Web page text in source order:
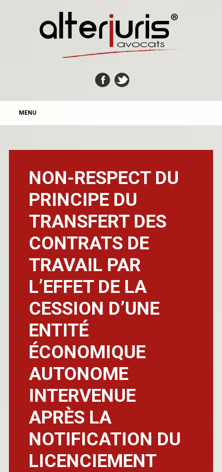
MAIN MENU
MENU
NON-RESPECT DU
PRINCIPE DU
TRANSFERT DES
CONTRATS DE
TRAVAIL PAR
L’EFFET DE LA
CESSION D’UNE
ENTITÉ
ÉCONOMIQUE
AUTONOME
INTERVENUE
APRÈS LA
NOTIFICATION DU
LICENCIEMENT